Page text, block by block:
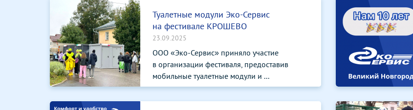
Туалетные модули Эко-Сервис
на фестивале КРОШЕВО
23.09.2025
ООО «Эко-Сервис» приняло участие
в организации фестиваля, предоставив
мобильные туалетные модули и ...